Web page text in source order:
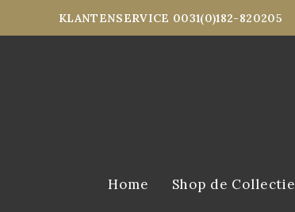
KLANTENSERVICE 0031(0)182-820205
Home Shop de Collectie